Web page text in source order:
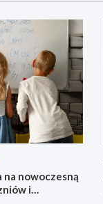
na nowoczesną
i